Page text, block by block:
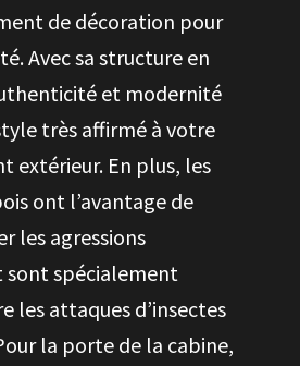
de décoration pour
Avec sa structure en
et modernité
très affirmé à votre
extérieur. En plus, les
ont l’avantage de
les agressions
sont spécialement
les attaques d’insectes
la porte de la cabine,